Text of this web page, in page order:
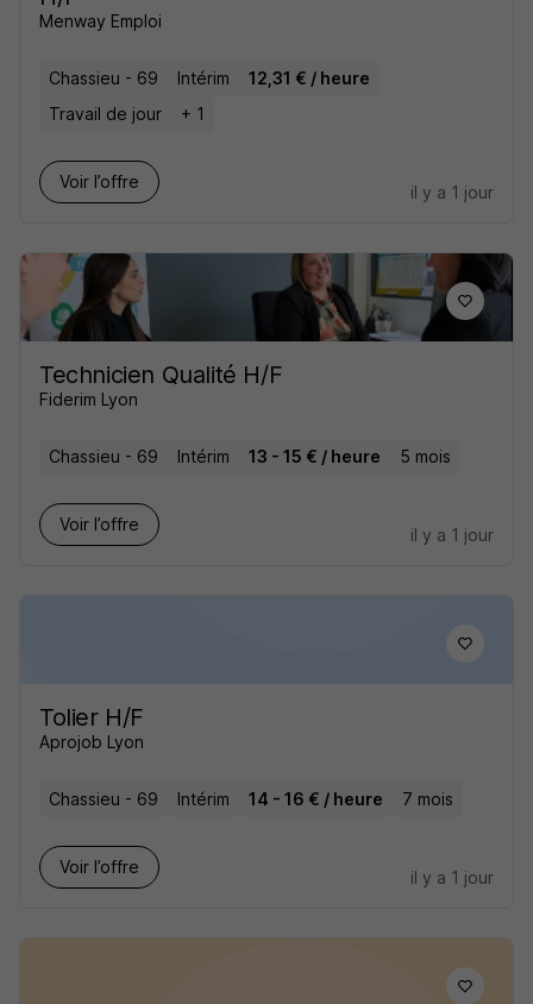
Menway Emploi
Chassieu - 69 Intérim
12,31 € / heure
Travail de jour
+ 1
Voir l’offre
il y a 1 jour
Technicien Qualité H/F
Fiderim Lyon
Chassieu - 69 Intérim 13 - 15 € / heure 5 mois
Voir l’offre
il y a 1 jour
Tolier H/F
Aprojob Lyon
Chassieu - 69 Intérim 14 - 16 € / heure 7 mois
Voir l’offre
il y a 1 jour